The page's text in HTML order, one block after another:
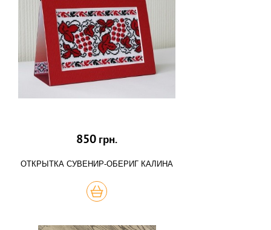
850 грн.
ОТКРЫТКА СУВЕНИР-ОБЕРИГ КАЛИНА
КУПИТЬ